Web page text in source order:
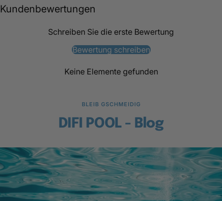
Kundenbewertungen
Schreiben Sie die erste Bewertung
Bewertung schreiben
Keine Elemente gefunden
BLEIB GSCHMEIDIG
DIFI POOL - Blog